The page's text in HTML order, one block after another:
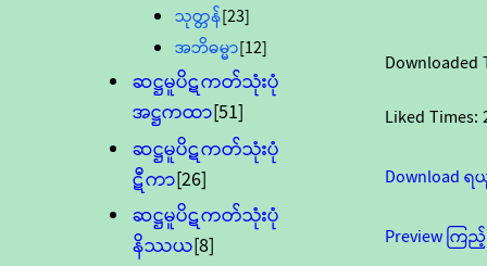
သုတ္တန်[23]
အဘိဓမ္မာ[12]
ဆဋ္ဌမူပိဋကတ်သုံးပုံ
အဋ္ဌကထာ[51]
ဆဋ္ဌမူပိဋကတ်သုံးပုံ
ဋီကာ[26]
ဆဋ္ဌမူပိဋကတ်သုံးပုံ
နိဿယ[8]
Downloaded
Liked Times:
Download
Preview ကြ